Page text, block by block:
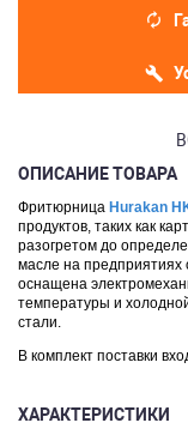
ОПИСАНИЕ ТОВАРА
Фритюрница Hurakan
продуктов, таких как
разогретом до
масле на предприятиях
оснащена
температуры и
стали.
В комплект поставки
ХАРАКТЕРИСТИКИ